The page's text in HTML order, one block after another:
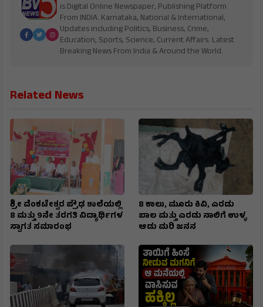
is Digital Online Newspaper, Publishing Platform
From INDIA. Karnataka, National & International,
Updates including Politics, Business, Crime,
Education, Sports, Science, Current Affairs. Latest
Breaking News From India & Around the World.
Related News
ಶ್ರೀ ವೆಂಕಟೇಶ್ವರ ಪ್ರೌಢ ಶಾಲೆಯಲ್ಲಿ
8 ಮತ್ತು 9ನೇ ತರಗತಿ ವಿದ್ಯಾರ್ಥಿಗಳ
ಸ್ವಾಗತ ಸಮಾರಂಭ
8 ಕಾಲು, ಮೂರು ಕಿವಿ, ಎರಡು
ಬಾಲ ಮತ್ತು ಎರಡು ನಾಲಿಗೆ ಉಳ್ಳ
ಆಡು ಮರಿ ಜನನ